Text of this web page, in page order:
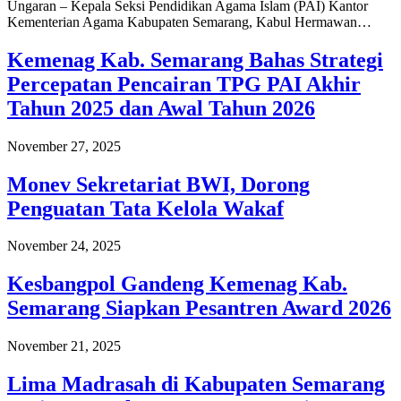
Ungaran – Kepala Seksi Pendidikan Agama Islam (PAI) Kantor
Kementerian Agama Kabupaten Semarang, Kabul Hermawan…
Kemenag Kab. Semarang Bahas Strategi
Percepatan Pencairan TPG PAI Akhir
Tahun 2025 dan Awal Tahun 2026
November 27, 2025
Monev Sekretariat BWI, Dorong
Penguatan Tata Kelola Wakaf
November 24, 2025
Kesbangpol Gandeng Kemenag Kab.
Semarang Siapkan Pesantren Award 2026
November 21, 2025
Lima Madrasah di Kabupaten Semarang